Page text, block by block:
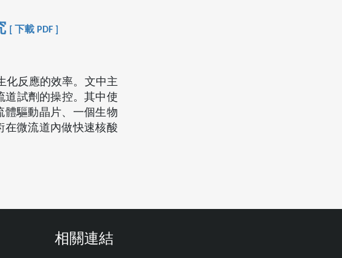
[ 下載 PDF ]
化反應的效率。文中主
道試劑的操控。其中使
體驅動晶片、一個生物
在微流道內做快速核酸
相關連結